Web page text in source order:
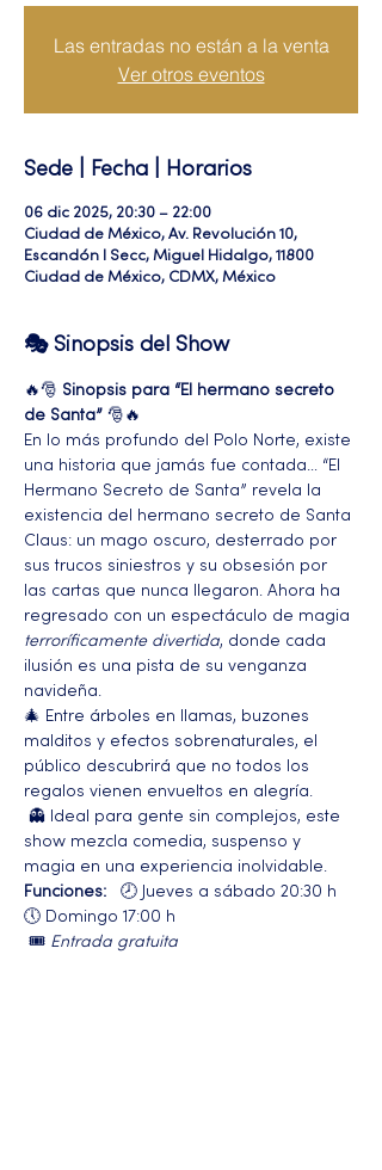
Las entradas no están a la venta
Ver otros eventos
Sede | Fecha | Horarios
06 dic 2025, 20:30 – 22:00
Ciudad de México, Av. Revolución 10,
Escandón I Secc, Miguel Hidalgo, 11800
Ciudad de México, CDMX, México
🎭 Sinopsis del Show
🔥🎅 Sinopsis para “El hermano secreto
de Santa” 🎅🔥
En lo más profundo del Polo Norte, existe
una historia que jamás fue contada… “El
Hermano Secreto de Santa” revela la
existencia del hermano secreto de Santa
Claus: un mago oscuro, desterrado por
sus trucos siniestros y su obsesión por
las cartas que nunca llegaron. Ahora ha
regresado con un espectáculo de magia
terroríficamente divertida, donde cada
ilusión es una pista de su venganza
navideña.
🎄 Entre árboles en llamas, buzones
malditos y efectos sobrenaturales, el
público descubrirá que no todos los
regalos vienen envueltos en alegría.
show mezcla comedia, suspenso y
magia en una experiencia inolvidable.
Funciones: 🕗 Jueves a sábado 20:30 h
🕔 Domingo 17:00 h
🎟️ Entrada gratuita